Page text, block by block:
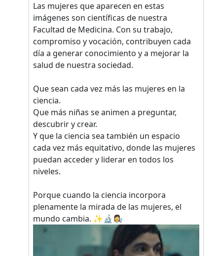
Las mujeres que aparecen en estas
imágenes son científicas de nuestra
Facultad de Medicina. Con su trabajo,
compromiso y vocación, contribuyen cada
día a generar conocimiento y a mejorar la
salud de nuestra sociedad.
Que sean cada vez más las mujeres en la
ciencia.
Que más niñas se animen a preguntar,
descubrir y crear.
Y que la ciencia sea también un espacio
cada vez más equitativo, donde las mujeres
puedan acceder y liderar en todos los
niveles.
Porque cuando la ciencia incorpora
plenamente la mirada de las mujeres, el
mundo cambia. ✨🔬👩‍🔬